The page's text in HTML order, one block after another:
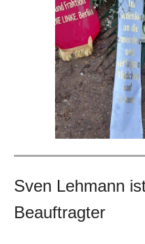
Sven Lehmann
Beauftragter